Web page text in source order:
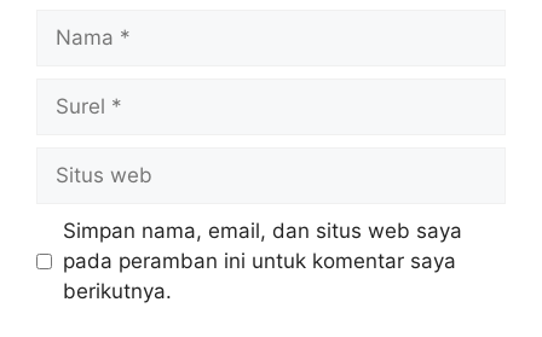
Nama
Surel
Situs
web
Simpan nama, email, dan situs web saya
pada peramban ini untuk komentar saya
berikutnya.